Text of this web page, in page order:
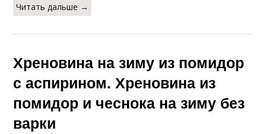
Читать дальше →
Хреновина на зиму из помидор
с аспирином. Хреновина из
помидор и чеснока на зиму без
варки